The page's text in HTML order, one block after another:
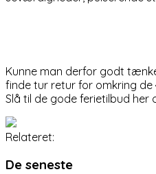
Kunne man derfor godt
finde tur retur for omkring
Slå til de gode ferietilbud her
Relateret:
De seneste